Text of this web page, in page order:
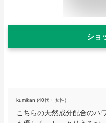
ショ
kumikan (40代・女性)
こちらの天然成分配合のハ